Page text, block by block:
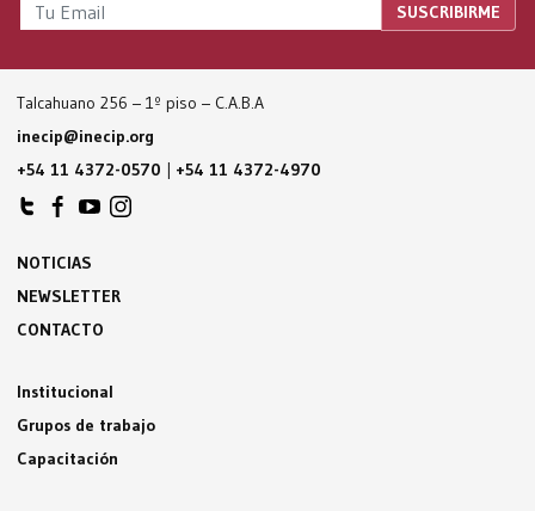
Talcahuano 256 – 1º piso – C.A.B.A
inecip@inecip.org
+54 11 4372-0570 | +54 11 4372-4970
NOTICIAS
NEWSLETTER
CONTACTO
Institucional
Grupos de trabajo
Capacitación